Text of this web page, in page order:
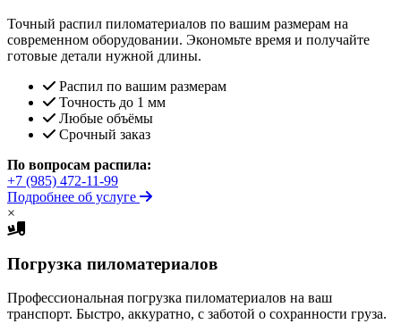
Точный распил пиломатериалов по вашим размерам на
современном оборудовании. Экономьте время и получайте
готовые детали нужной длины.
Распил по вашим размерам
Точность до 1 мм
Любые объёмы
Срочный заказ
По вопросам распила:
+7 (985) 472-11-99
Подробнее об услуге
×
Погрузка пиломатериалов
Профессиональная погрузка пиломатериалов на ваш
транспорт. Быстро, аккуратно, с заботой о сохранности груза.